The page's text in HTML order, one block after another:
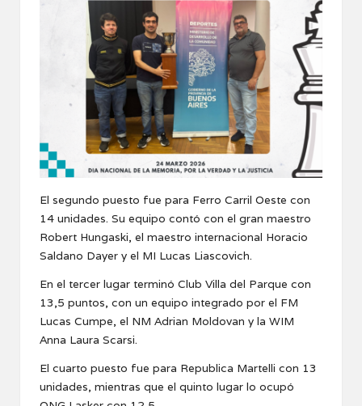
El segundo puesto fue para Ferro Carril Oeste con
14 unidades. Su equipo contó con el gran maestro
Robert Hungaski, el maestro internacional Horacio
Saldano Dayer y el MI Lucas Liascovich.
En el tercer lugar terminó Club Villa del Parque con
13,5 puntos, con un equipo integrado por el FM
Lucas Cumpe, el NM Adrian Moldovan y la WIM
Anna Laura Scarsi.
El cuarto puesto fue para Republica Martelli con 13
unidades, mientras que el quinto lugar lo ocupó